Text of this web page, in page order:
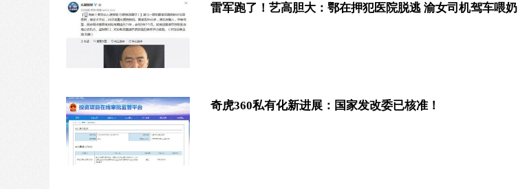
雷军跑了！艺高胆大：鄂在押犯医院脱逃 渝女司机驾车喂奶
奇虎360私有化新进展：国家发改委已核准！